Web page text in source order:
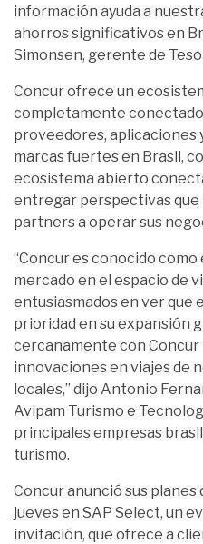
información ayuda a
ahorros significativos en
Simonsen, gerente de
Concur ofrece un
completamente
proveedores, aplicaciones
marcas fuertes en Brasil,
ecosistema abierto
entregar perspectivas que
partners a operar sus
“Concur es conocido
mercado en el espacio de
entusiasmados en ver que
prioridad en su expansión
cercanamente con
innovaciones en viajes de
locales,” dijo Antonio
Avipam Turismo e
principales empresas
turismo.
Concur anunció sus
jueves en SAP Select, un
invitación, que ofrece a